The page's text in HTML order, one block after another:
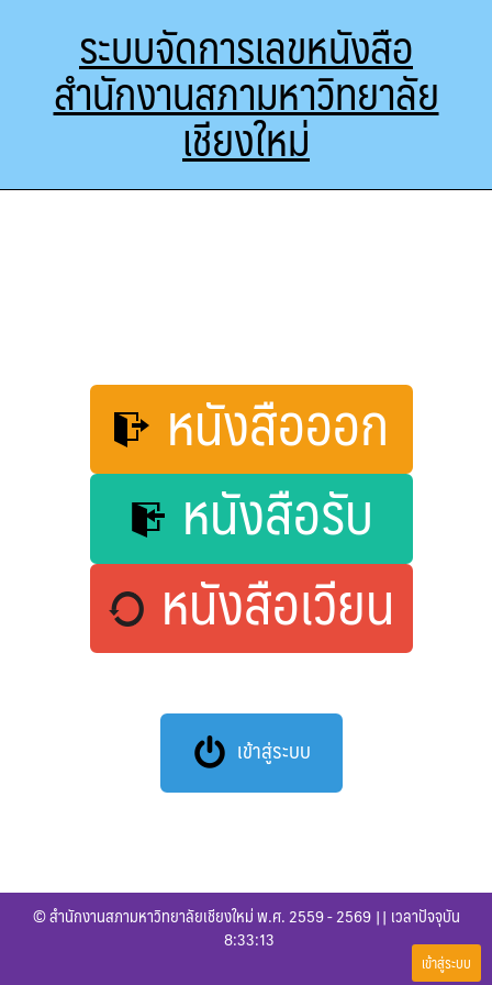
ระบบจัดการเลขหนังสือ
สำนักงานสภามหาวิทยาลัย
เชียงใหม่
หนังสือออก
หนังสือรับ
หนังสือเวียน
เข้าสู่ระบบ
© สำนักงานสภามหาวิทยาลัยเชียงใหม่ พ.ศ. 2559 - 2569 || เวลาปัจจุบัน
8:33:13
เข้าสู่ระบบ